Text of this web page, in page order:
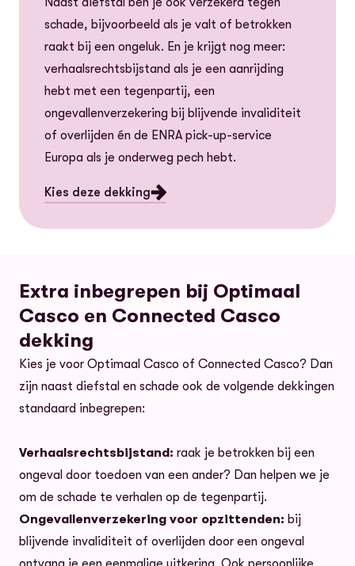
schade, bijvoorbeeld als je valt of betrokken
raakt bij een ongeluk. En je krijgt nog meer:
verhaalsrechtsbijstand als je een aanrijding
hebt met een tegenpartij, een
ongevallenverzekering bij blijvende invaliditeit
of overlijden én de ENRA pick-up-service
Europa als je onderweg pech hebt.
Kies deze dekking
Extra inbegrepen bij Optimaal
Casco en Connected Casco
dekking
Kies je voor Optimaal Casco of Connected Casco? Dan
zijn naast diefstal en schade ook de volgende dekkingen
standaard inbegrepen:
Verhaalsrechtsbijstand: raak je betrokken bij een
ongeval door toedoen van een ander? Dan helpen we je
om de schade te verhalen op de tegenpartij.
Ongevallenverzekering voor opzittenden: bij
blijvende invaliditeit of overlijden door een ongeval